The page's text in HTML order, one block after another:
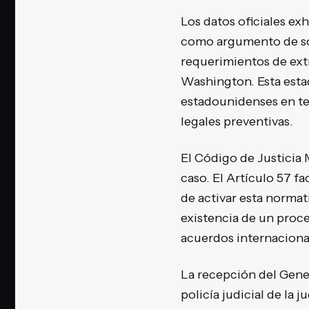
Los datos oficiales
como argumento de
requerimientos de
Washington. Esta
estadounidenses en
legales preventivas.
El Código de Justicia
caso. El Artículo 57
de activar esta
existencia de un
acuerdos
La recepción del
policía judicial de la